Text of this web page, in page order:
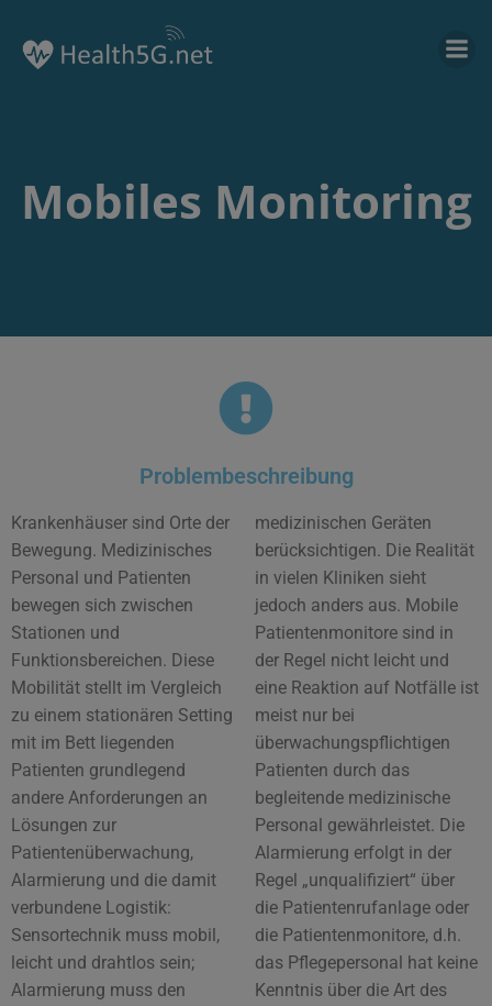
Mobiles Monitoring
Problembeschreibung
Krankenhäuser sind Orte der
Bewegung. Medizinisches
Personal und Patienten
bewegen sich zwischen
Stationen und
Funktionsbereichen. Diese
Mobilität stellt im Vergleich
zu einem stationären Setting
mit im Bett liegenden
Patienten grundlegend
andere Anforderungen an
Lösungen zur
Patientenüberwachung,
Alarmierung und die damit
verbundene Logistik:
Sensortechnik muss mobil,
leicht und drahtlos sein;
Alarmierung muss den
medizinischen Geräten
berücksichtigen. Die Realität
in vielen Kliniken sieht
jedoch anders aus. Mobile
Patientenmonitore sind in
der Regel nicht leicht und
eine Reaktion auf Notfälle ist
meist nur bei
überwachungspflichtigen
Patienten durch das
begleitende medizinische
Personal gewährleistet. Die
Alarmierung erfolgt in der
Regel „unqualifiziert“ über
die Patientenrufanlage oder
die Patientenmonitore, d.h.
das Pflegepersonal hat keine
Kenntnis über die Art des